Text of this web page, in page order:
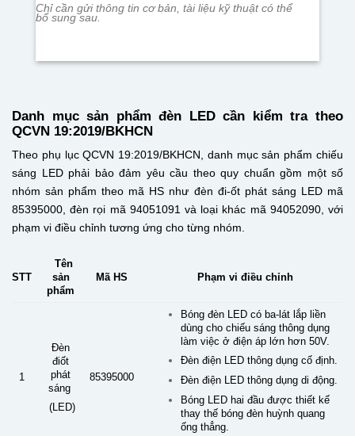
Chỉ cần gửi thông tin cơ bản, tài liệu kỹ thuật có thể
bổ sung sau.
Danh mục sản phẩm đèn LED cần kiểm tra theo
QCVN 19:2019/BKHCN
Theo phụ lục QCVN 19:2019/BKHCN, danh mục sản phẩm chiếu
sáng LED phải bảo đảm yêu cầu theo quy chuẩn gồm một số
nhóm sản phẩm theo mã HS như đèn đi-ốt phát sáng LED mã
85395000, đèn rọi mã 94051091 và loại khác mã 94052090, với
phạm vi điều chỉnh tương ứng cho từng nhóm.
STT
Tên
sản
phẩm
Mã HS Phạm vi điều chỉnh
1
Đèn
điốt
phát
sáng
(LED)
85395000
Bóng đèn LED có ba-lát lắp liền
dùng cho chiếu sáng thông dụng
làm việc ở điện áp lớn hơn 50V.
Đèn điện LED thông dụng cố định.
Đèn điện LED thông dụng di động.
Bóng LED hai đầu được thiết kế
thay thế bóng đèn huỳnh quang
ống thẳng.